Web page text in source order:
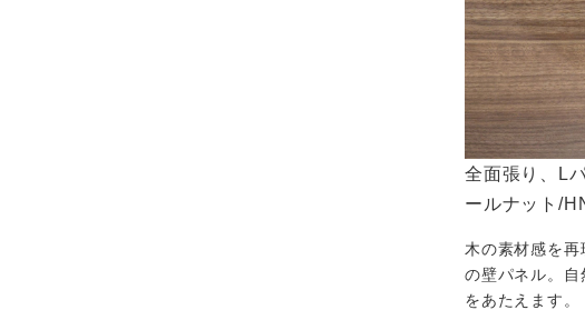
全面張り、L
ールナット/
木の素材感を
の壁パネル。自
をあたえます。